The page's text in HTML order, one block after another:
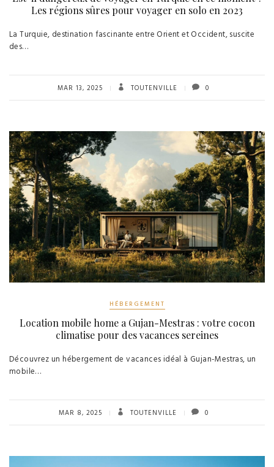
Les régions sûres pour voyager en solo en 2023
La Turquie, destination fascinante entre Orient et Occident, suscite
des…
MAR 13, 2025 TOUTENVILLE 0
HÉBERGEMENT
Location mobile home a Gujan-Mestras : votre cocon
climatise pour des vacances sereines
Découvrez un hébergement de vacances idéal à Gujan-Mestras, un
mobile…
MAR 8, 2025 TOUTENVILLE 0